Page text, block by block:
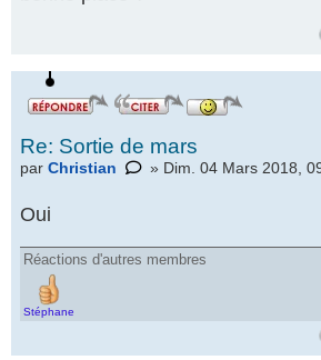
Re: Sortie de mars
par Christian » Dim. 04 Mars 2018,
Oui
Réactions d'autres membres
Stéphane